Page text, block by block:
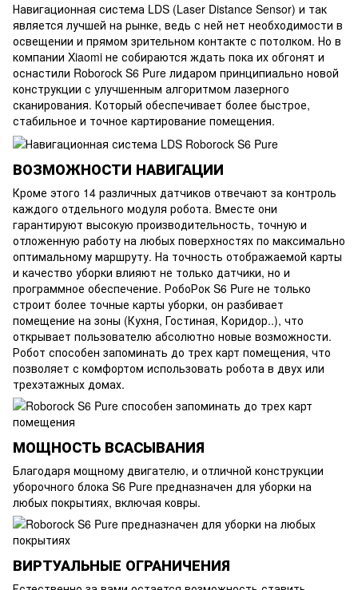
Навигационная система LDS (Laser Distance Sensor) и так
является лучшей на рынке, ведь с ней нет необходимости в
освещении и прямом зрительном контакте с потолком. Но в
компании Xiaomi не собираются ждать пока их обгонят и
оснастили Roborock S6 Pure лидаром принципиально новой
конструкции с улучшенным алгоритмом лазерного
сканирования. Который обеспечивает более быстрое,
стабильное и точное картирование помещения.
ВОЗМОЖНОСТИ НАВИГАЦИИ
Кроме этого 14 различных датчиков отвечают за контроль
каждого отдельного модуля робота. Вместе они
гарантируют высокую производительность, точную и
отложенную работу на любых поверхностях по максимально
оптимальному маршруту. На точность отображаемой карты
и качество уборки влияют не только датчики, но и
программное обеспечение. РобоРок S6 Pure не только
строит более точные карты уборки, он разбивает
помещение на зоны (Кухня, Гостиная, Коридор..), что
открывает пользователю абсолютно новые возможности.
Робот способен запоминать до трех карт помещения, что
позволяет с комфортом использовать робота в двух или
трехэтажных домах.
МОЩНОСТЬ ВСАСЫВАНИЯ
Благодаря мощному двигателю, и отличной конструкции
уборочного блока S6 Pure предназначен для уборки на
любых покрытиях, включая ковры.
ВИРТУАЛЬНЫЕ ОГРАНИЧЕНИЯ